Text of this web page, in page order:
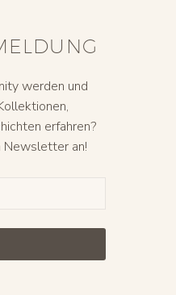
werden und
erfahren?
Newsletter an!